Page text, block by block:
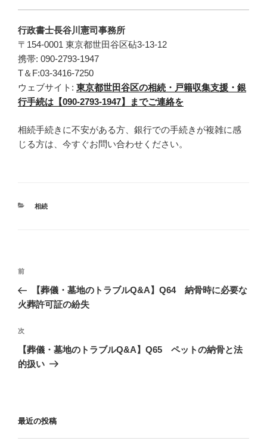
行政書士長谷川憲司事務所
〒154-0001 東京都世田谷区砧3-13-12
携帯: 090-2793-1947
T＆F:03-3416-7250
ウェブサイト: 東京都世田谷区の相続・戸籍収集支援・銀
行手続は【090-2793-1947】までご連絡を
相続手続きに不安がある方、銀行での手続きが複雑に感
じる方は、今すぐお問い合わせください。
カ
相続
投
ナ
ゲ
ー
シ
過
去
の
稿
前
【葬儀・墓地のトラブルQ&A】Q64 納骨時に必要な
火葬許可証の紛失
次
の
投
次
【葬儀・墓地のトラブルQ&A】Q65 ペットの納骨と法
的扱い
最近の投稿